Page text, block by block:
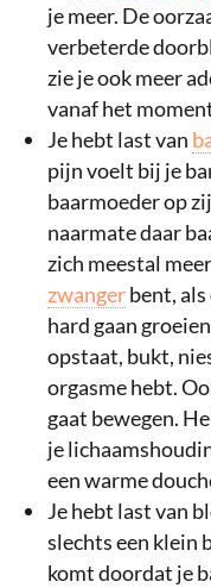
je meer. De
verbeterde
zie je ook meer
vanaf het
Je hebt last van
pijn voelt bij je
baarmoeder op
naarmate daar
zich meestal
zwangerbent,
hard gaan
opstaat, bukt,
orgasme hebt.
gaat bewegen.
je
een warme
Je hebt last van
slechts een klein
komt doordat je